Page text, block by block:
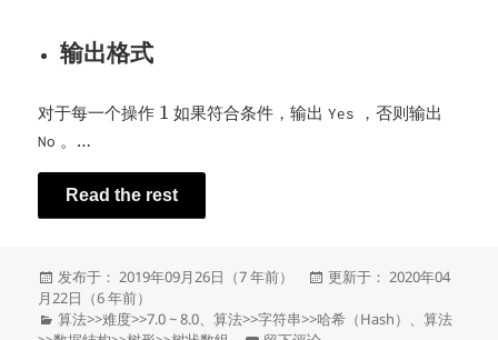
输出格式
对于每一个操作 1 如果符合条件，输出Yes ，否则输出
No 。…
Read the rest
发
布
于
发布于： 2019年09月26日（7 年前）
发
于
更新于： 2020年04
月22日（6 年前）
分
算法>>难度>>7.0 ~ 8.0 、算法>>字符串>>哈希（Hash） 、算法